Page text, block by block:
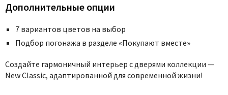
Дополнительные опции
7 вариантов цветов на выбор
Подбор погонажа в разделе «Покупают вместе»
Создайте гармоничный интерьер с дверями коллекции —
New Classic, адаптированной для современной жизни!